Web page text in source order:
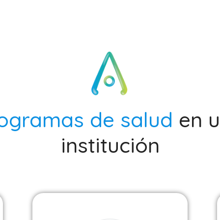
de salud en
institución